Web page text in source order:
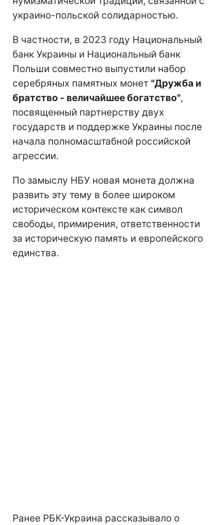
украино-польской солидарностью.
В частности, в 2023 году Национальный
банк Украины и Национальный банк
Польши совместно выпустили набор
серебряных памятных монет "Дружба и
братство - величайшее богатство",
посвященный партнерству двух
государств и поддержке Украины после
начала полномасштабной российской
агрессии.
По замыслу НБУ новая монета должна
развить эту тему в более широком
историческом контексте как символ
свободы, примирения, ответственности
за историческую память и европейского
единства.
Ранее РБК-Украина рассказывало о